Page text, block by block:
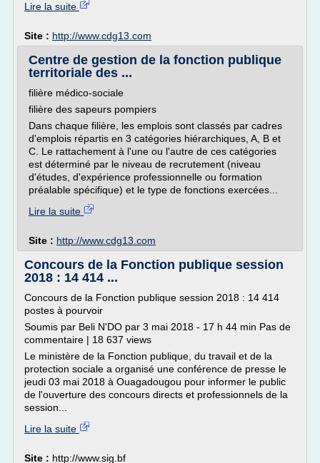
Lire la suite
Site : http://www.cdg13.com
Centre de gestion de la fonction publique
territoriale des ...
filière médico-sociale
filière des sapeurs pompiers
Dans chaque filière, les emplois sont classés par cadres
d'emplois répartis en 3 catégories hiérarchiques, A, B et
C. Le rattachement à l'une ou l'autre de ces catégories
est déterminé par le niveau de recrutement (niveau
d'études, d'expérience professionnelle ou formation
préalable spécifique) et le type de fonctions exercées...
Lire la suite
Site : http://www.cdg13.com
Concours de la Fonction publique session
2018 : 14 414 ...
Concours de la Fonction publique session 2018 : 14 414
postes à pourvoir
Soumis par Beli N'DO par 3 mai 2018 - 17 h 44 min Pas de
commentaire | 18 637 views
Le ministère de la Fonction publique, du travail et de la
protection sociale a organisé une conférence de presse le
jeudi 03 mai 2018 à Ouagadougou pour informer le public
de l'ouverture des concours directs et professionnels de la
session...
Lire la suite
Site : http://www.sig.bf